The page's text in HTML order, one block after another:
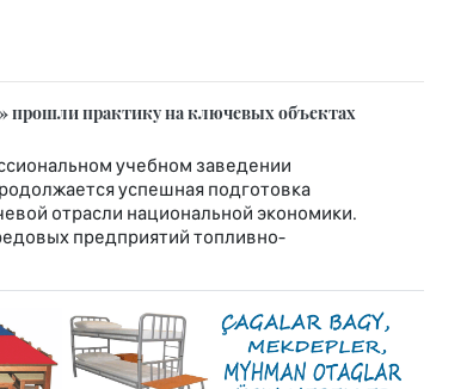
прошли практику на ключевых объектах
учебном заведении
успешная подготовка
отрасли национальной экономики.
предприятий топливно-